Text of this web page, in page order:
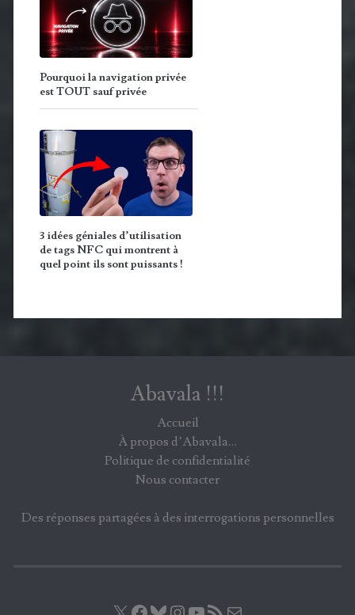
Pourquoi la navigation privée
est TOUT sauf privée
3 idées géniales d’utilisation
de tags NFC qui montrent à
quel point ils sont puissants !
Abavala !!!
Accueil
À propos d’Abavala…
Politique de confidentialité
Nous contacter
Des réponses partagées à des interrogations personnelles
X Facebook
Bluesky
Instagram
YouTube
Flux RSS